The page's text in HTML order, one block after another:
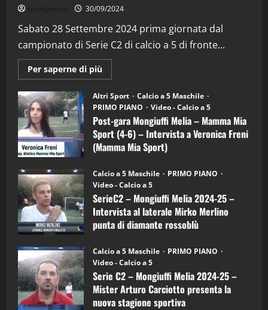
30/09/2024
Sabato 28 Settembre 2024 prima giornata dal
campionato di Serie C2 di calcio a 5 di fronte...
Per saperne di più
informazioni
Post-
gara
Mongiuffi
Melia
–
Mamma
Mia
Sport
6)
–
Intervista
a
mister
Arturo
Carciotto
(Mongiuffi
Altri Sport
Calcio a 5 Maschile
PRIMO PIANO
Video - Calcio a 5
Post-gara Mongiuffi Melia – Mamma Mia
Sport (4-6) – Intervista a Veronica Freni
(Mamma Mia Sport)
Calcio a 5 Maschile
PRIMO PIANO
Video - Calcio a 5
SerieC2 – Mongiuffi Melia 2024-25 –
Intervista al laterale Mirko Merlino
punta di diamante rossoblù
Calcio a 5 Maschile
PRIMO PIANO
Video - Calcio a 5
Serie C2 – Mongiuffi Melia 2024-25 –
Mister Arturo Carciotto presenta la
nuova stagione sportiva
2
“SportEmpire” in Podcast: 29^ Puntata
(Martedi 28 Aprile 2026)
28/04/2026
3
"SportEmpire" in Podcast
“SportEmpire” in Podcast: 28^ Puntata
(Martedi 21 Aprile 2026)
21/04/2026
4
“SportEmpire” in Podcast: 27^ Puntata
(Martedi 14 Aprile 2026)
15/04/2026
5
“SportEmpire” in Podcast: 26^ Puntata
(Martedi 07 Aprile 2026)
08/04/2026